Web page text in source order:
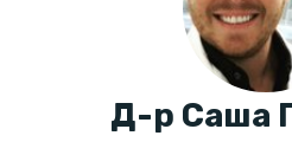
Д-р Саша